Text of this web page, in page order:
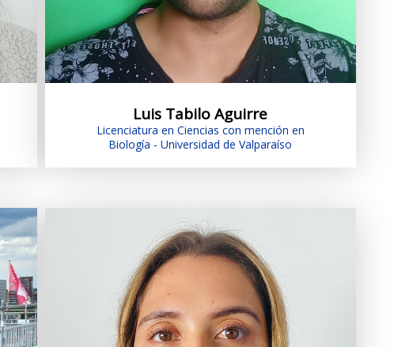
Luis Tabilo Aguirre
Licenciatura en Ciencias con mención en
Biología - Universidad de Valparaíso